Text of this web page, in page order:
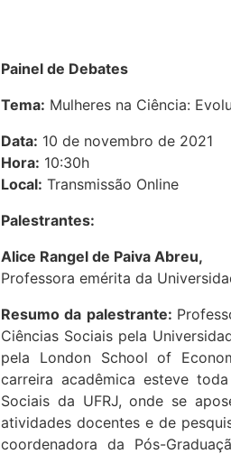
Painel de Debates
Tema: Mulheres na Ciência:
Data: 10 de novembro de 2021
Hora: 10:30h
Local: Transmissão Online
Palestrantes:
Alice Rangel de Paiva Abreu,
Professora emérita da
Resumo da palestrante:
Ciências Sociais pela
pela London School of
carreira acadêmica esteve
Sociais da UFRJ, onde se
atividades docentes e de
coordenadora da Pós-